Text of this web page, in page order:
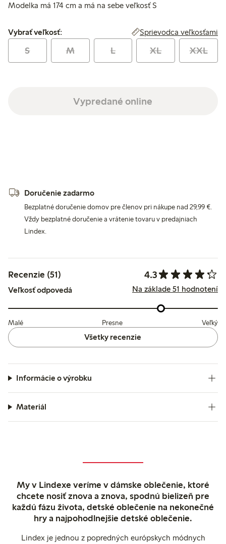
Modelka má 174 cm a má na sebe veľkosť S
Vybrať veľkosť:
Vybrať veľkosť: Sprievodca veľkosťami
S M L XL XXL
Vypredané online
Doručenie zadarmo
Bezplatné doručenie domov pre členov pri nákupe nad 29,99 €.
Vždy bezplatné doručenie a vrátenie tovaru v predajniach
Lindex.
Recenzie (51) 4.3
Veľkosť odpovedá Na základe 51 hodnotení
Malé Presne Veľký
Všetky recenzie
Informácie o výrobku
Materiál
My v Lindexe veríme v dámske oblečenie, ktoré
chcete nosiť znova a znova, spodnú bielizeň pre
každú fázu života, detské oblečenie na nekonečné
hry a najpohodlnejšie detské oblečenie.
Lindex je jednou z popredných európskych módnych